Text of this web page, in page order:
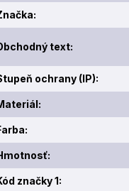
:
text:
ochrany (IP):
:
:
:
značky 1: